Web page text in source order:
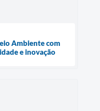
Ambiente com
e inovação